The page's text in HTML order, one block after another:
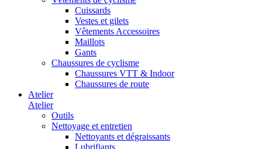
Cuissards
Vestes et gilets
Vêtements Accessoires
Maillots
Gants
Chaussures de cyclisme
Chaussures VTT & Indoor
Chaussures de route
Atelier
Atelier
Outils
Nettoyage et entretien
Nettoyants et dégraissants
Lubrifiants